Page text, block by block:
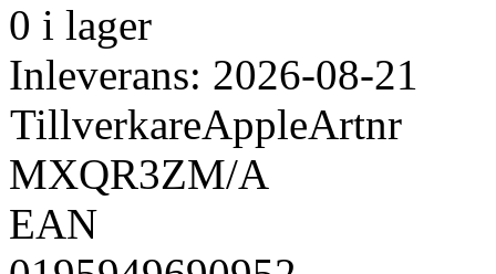
0 i lager
Inleverans: 2026-08-21
TillverkareAppleArtnr
MXQR3ZM/A
EAN